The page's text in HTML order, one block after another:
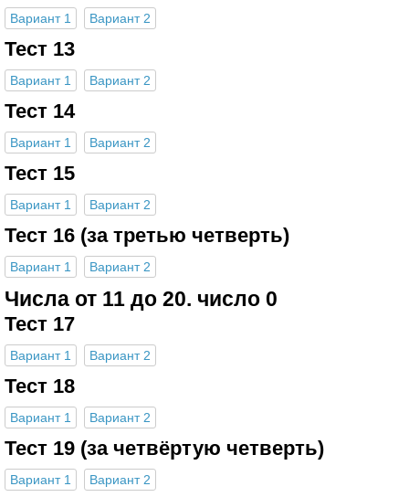
Вариант 1 Вариант 2
Тест 13
Вариант 1 Вариант 2
Тест 14
Вариант 1 Вариант 2
Тест 15
Вариант 1 Вариант 2
Тест 16 (за третью четверть)
Вариант 1 Вариант 2
Числа от 11 до 20. число 0
Тест 17
Вариант 1 Вариант 2
Тест 18
Вариант 1 Вариант 2
Тест 19 (за четвёртую четверть)
Вариант 1 Вариант 2